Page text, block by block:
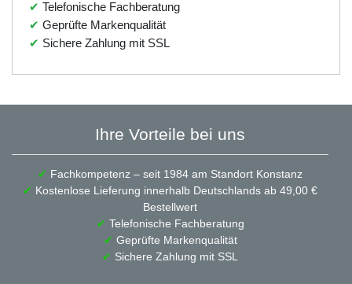
✔ Telefonische Fachberatung
✔ Geprüfte Markenqualität
✔ Sichere Zahlung mit SSL
Ihre Vorteile bei uns
✔ Fachkompetenz – seit 1984 am Standort Konstanz
✔ Kostenlose Lieferung innerhalb Deutschlands ab 49,00 €
Bestellwert
✔ Telefonische Fachberatung
✔ Geprüfte Markenqualität
✔ Sichere Zahlung mit SSL